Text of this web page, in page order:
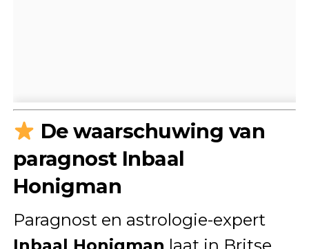
De waarschuwing van
paragnost Inbaal
Honigman
Paragnost en astrologie-expert